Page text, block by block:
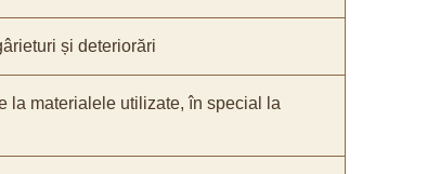
și deteriorări
la materialele utilizate, în special la